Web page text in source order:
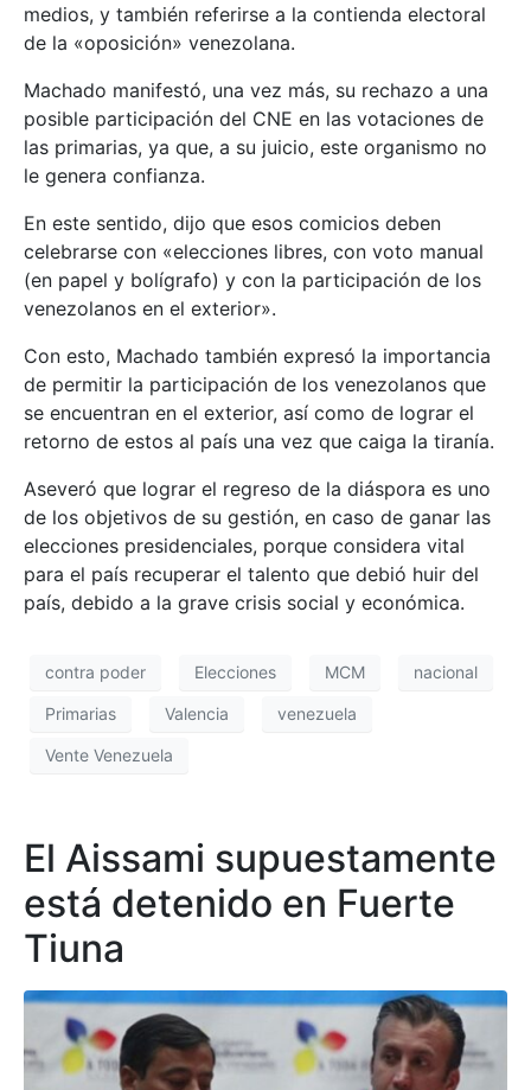
medios, y también referirse a la contienda electoral
de la «oposición» venezolana.
Machado manifestó, una vez más, su rechazo a una
posible participación del CNE en las votaciones de
las primarias, ya que, a su juicio, este organismo no
le genera confianza.
En este sentido, dijo que esos comicios deben
celebrarse con «elecciones libres, con voto manual
(en papel y bolígrafo) y con la participación de los
venezolanos en el exterior».
Con esto, Machado también expresó la importancia
de permitir la participación de los venezolanos que
se encuentran en el exterior, así como de lograr el
retorno de estos al país una vez que caiga la tiranía.
Aseveró que lograr el regreso de la diáspora es uno
de los objetivos de su gestión, en caso de ganar las
elecciones presidenciales, porque considera vital
para el país recuperar el talento que debió huir del
país, debido a la grave crisis social y económica.
contra poder Elecciones MCM nacional
Primarias Valencia venezuela
Vente Venezuela
El Aissami supuestamente
está detenido en Fuerte
Tiuna